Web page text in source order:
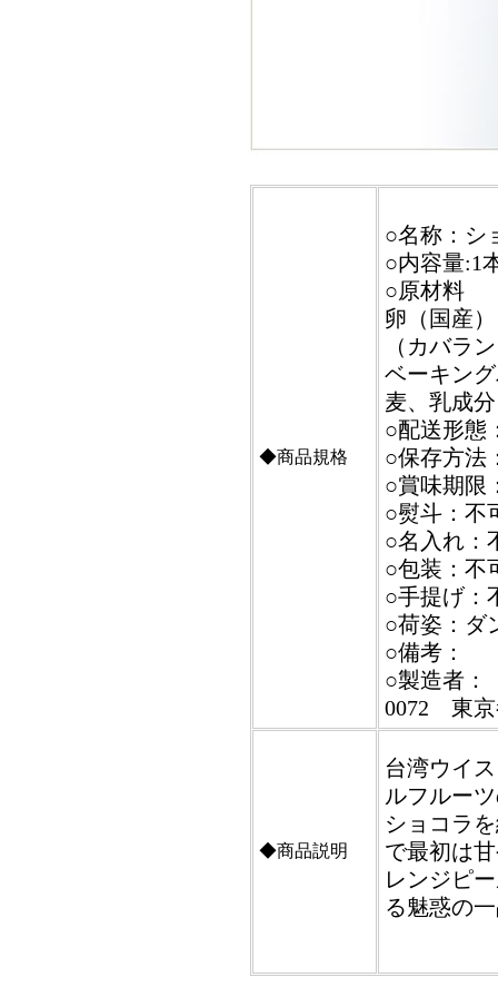
◆商品規格
○名称：シ
○内容量:1
○原材料
卵（国産
（カバラ
ベーキン
麦、乳成
○配送形態
○保存方法
○賞味期限
○熨斗：不
○名入れ：
○包装：不
○手提げ：
○荷姿：ダ
○備考：
○製造者：
0072 東京
◆商品説明
台湾ウイ
ルフルー
ショコラ
で最初は
レンジピ
る魅惑の